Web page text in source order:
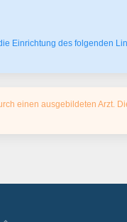
Einrichtung des folgenden
einen ausgebildeten Arzt.